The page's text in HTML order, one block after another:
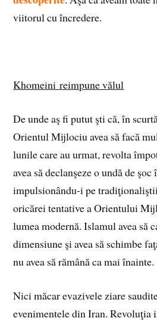
viitorul cu încredere.
Khomeini reimpune vălul
De unde aş fi putut şti că, în
Orientul Mijlociu avea să facă
lunile care au urmat, revolta
avea să declanşeze o undă de
impulsionându‑i pe
oricărei tentative a Orientului
lumea modernă. Islamul avea să
dimensiune şi avea să schimbe
nu avea să rămână ca mai înainte.
Nici măcar evazivele ziare
evenimentele din Iran. Revoluţia